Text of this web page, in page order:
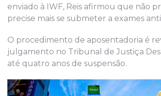
enviado à IWF, Reis afirmou que não
precise mais se submeter a exames
O procedimento de aposentadoria é
julgamento no Tribunal de Justiça
até quatro anos de suspensão.